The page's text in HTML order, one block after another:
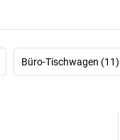
Büro-Tischwagen (11)